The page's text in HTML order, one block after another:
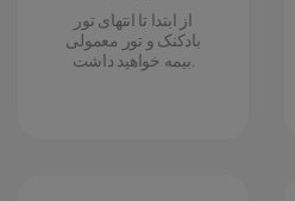
از ابتدا تا انتهای تور
بادکنک و تور معمولی
بیمه خواهید داشت.